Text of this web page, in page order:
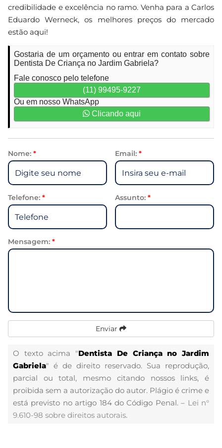
credibilidade e excelência no ramo. Venha para a Carlos
Eduardo Werneck, os melhores preços do mercado
estão aqui!
Gostaria de um orçamento ou entrar em contato sobre
Dentista De Criança no Jardim Gabriela?
Fale conosco pelo telefone
(11) 99495-9227
Ou em nosso WhatsApp
Clicando aqui
Nome: * Email: *
Telefone: * Assunto: *
Mensagem: *
Enviar
O texto acima "Dentista De Criança no Jardim
Gabriela" é de direito reservado. Sua reprodução,
parcial ou total, mesmo citando nossos links, é
proibida sem a autorização do autor. Plágio é crime e
está previsto no artigo 184 do Código Penal. – Lei n°
9.610-98 sobre direitos autorais.